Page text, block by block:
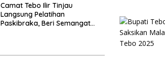
Camat Tebo Ilir Tinjau
Langsung Pelatihan
Paskibraka, Beri Semangat